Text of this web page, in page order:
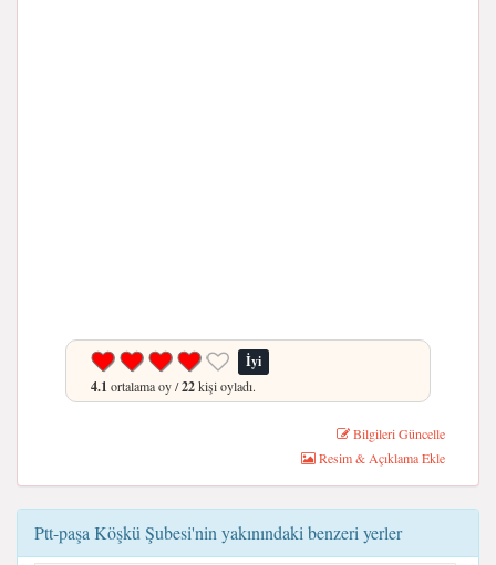
İyi
4.1 ortalama oy /22kişi oyladı.
Bilgileri Güncelle
Resim & Açıklama Ekle
Ptt-paşa Köşkü Şubesi'nin yakınındaki benzeri yerler